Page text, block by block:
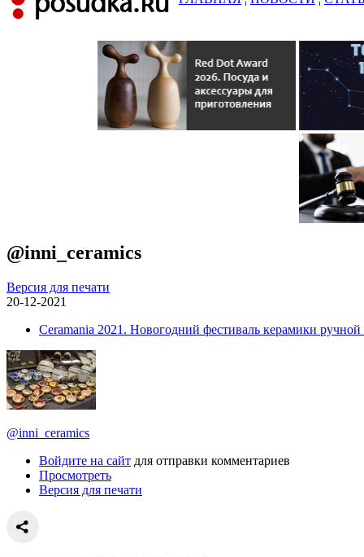
@inni_ceramics
Версия для печати
20-12-2021
Ceramania 2021. Новогодний фестиваль керамики ручной
@inni_ceramics
Войдите на сайт для отправки комментариев
Просмотреть
Версия для печати